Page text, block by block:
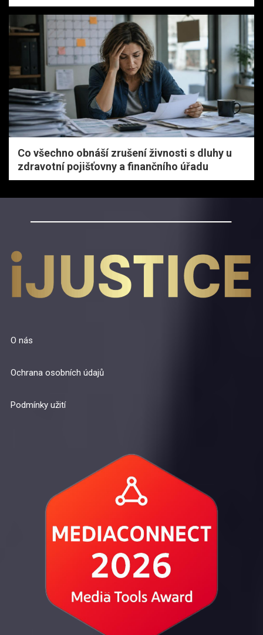
Co všechno obnáší zrušení živnosti s dluhy u
zdravotní pojišťovny a finančního úřadu
O nás
Ochrana osobních údajů
Podmínky užití